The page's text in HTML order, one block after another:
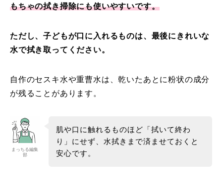
もちゃの拭き掃除にも使いやすいです。
ただし、子どもが口に入れるものは、最後にきれいな
水で拭き取ってください。
自作のセスキ水や重曹水は、乾いたあとに粉状の成分
が残ることがあります。
まっちる編集
部
肌や口に触れるものほど「拭いて終わ
り」にせず、水拭きまで済ませておくと
安心です。